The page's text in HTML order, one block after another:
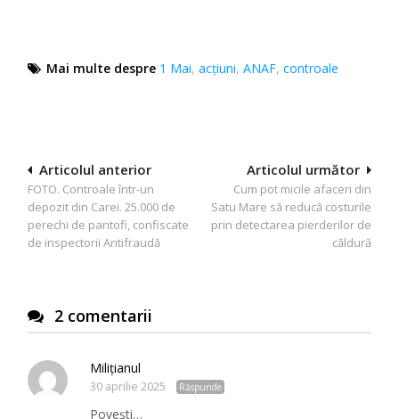
Mai multe despre 1 Mai,acţiuni,ANAF,controale
Navigare
în
articole
Articolul următor
Cum pot micile afaceri din
Satu Mare să reducă costurile
prin detectarea pierderilor de
căldură
Articolul anterior
FOTO. Controale într-un
depozit din Carei. 25.000 de
perechi de pantofi, confiscate
de inspectorii Antifraudă
2 comentarii
Milițianul
30 aprilie 2025 Răspunde
Povești…